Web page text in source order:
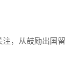
注，从鼓励出国